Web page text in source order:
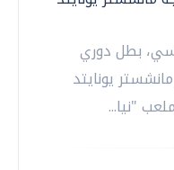
بطل دوري
يونايتد
"نيا...